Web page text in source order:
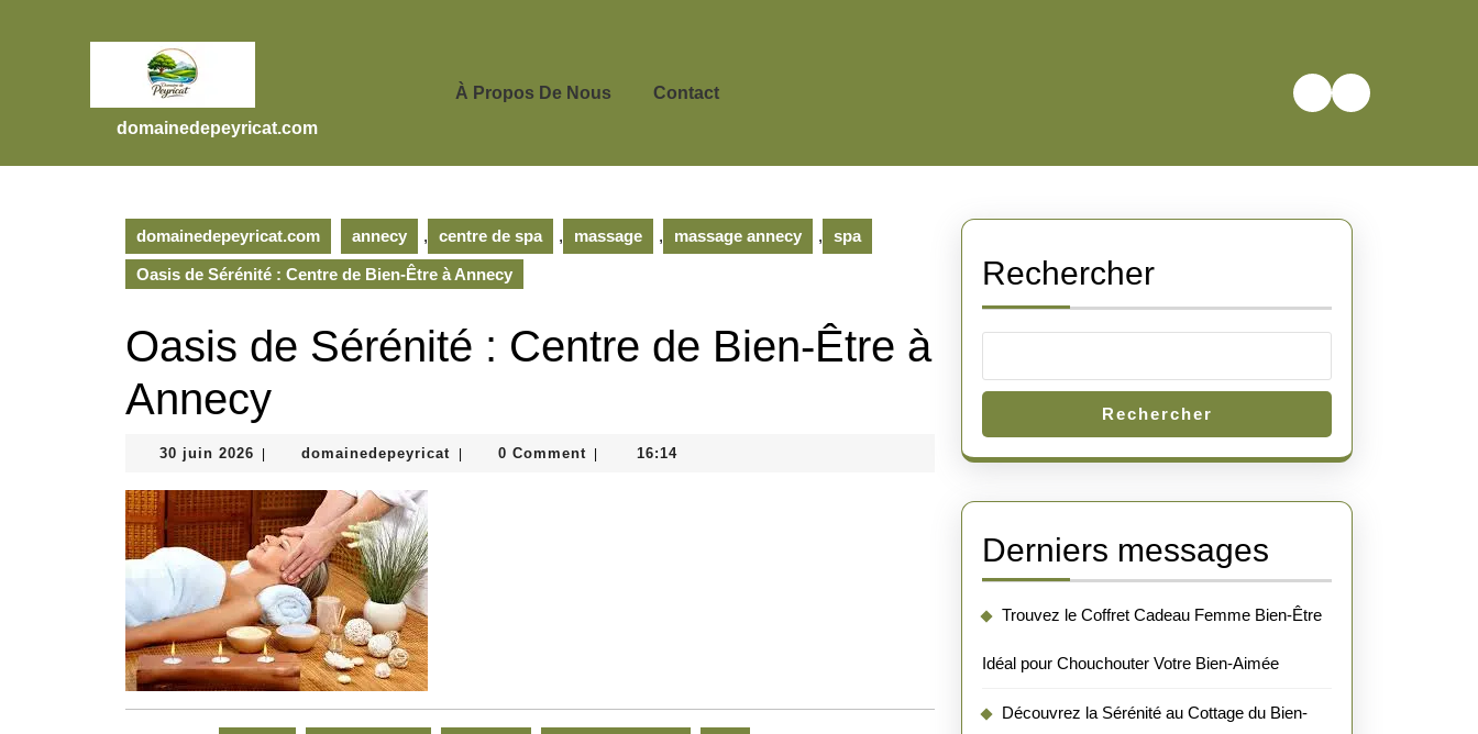
domainedepeyricat.com
À Propos De Nous Contact
domainedepeyricat.com annecy , centre de spa , massage , massage annecy , spa
Oasis de Sérénité : Centre de Bien-Être à Annecy
Oasis de Sérénité : Centre de Bien-Être à
Annecy
30 juin 2026 30
2026
domainedepeyricat domainedepeyricat
0 Comment 16:14
Rechercher
Rechercher
Derniers messages
Trouvez le Coffret Cadeau Femme Bien-Être
Idéal pour Chouchouter Votre Bien-Aimée
Découvrez la Sérénité au Cottage du Bien-